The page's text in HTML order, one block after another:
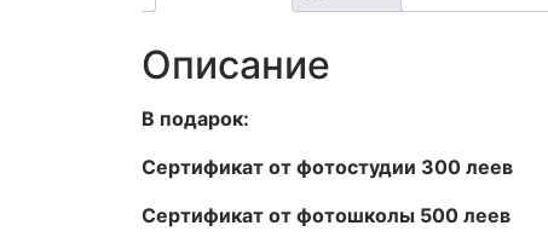
Описание
В подарок:
Сертификат от фотостудии 300 леев
Сертификат от фотошколы 500 леев